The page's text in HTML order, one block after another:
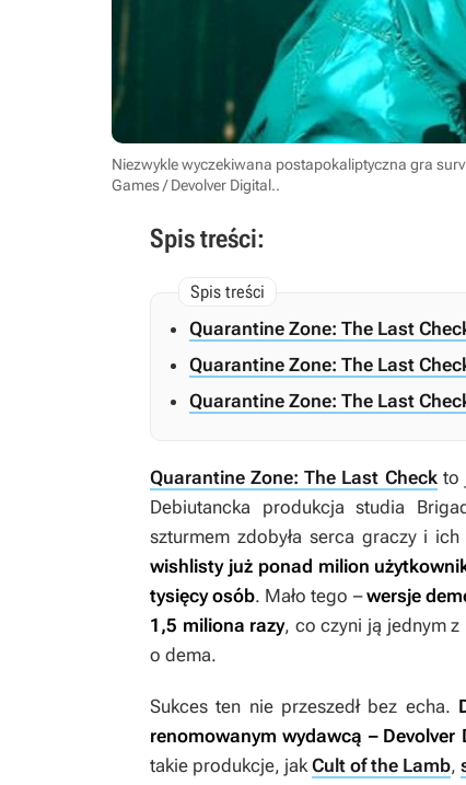
Niezwykle wyczekiwana postapokaliptyczna gra
Games / Devolver Digital..
Spis treści:
Quarantine Zone: The Last
Quarantine Zone: The Last
Quarantine Zone: The Last
Quarantine Zone: The Last Checkto
Debiutancka produkcja studia
szturmem zdobyła serca graczy i
wishlisty już ponad milion
tysięcy osób. Mało tego –wersje
1,5 miliona razy, co czyni ją jednym
o dema.
Sukces ten nie przeszedł bez echa.
renomowanym wydawcą – Devolver
takie produkcje, jakCult of the Lamb,